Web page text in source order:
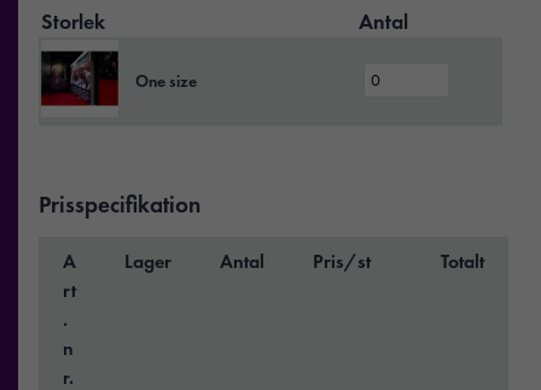
Storlek Antal
One size
Prisspecifikation
A
rt
.
n
r.
Lager Antal Pris/st Totalt